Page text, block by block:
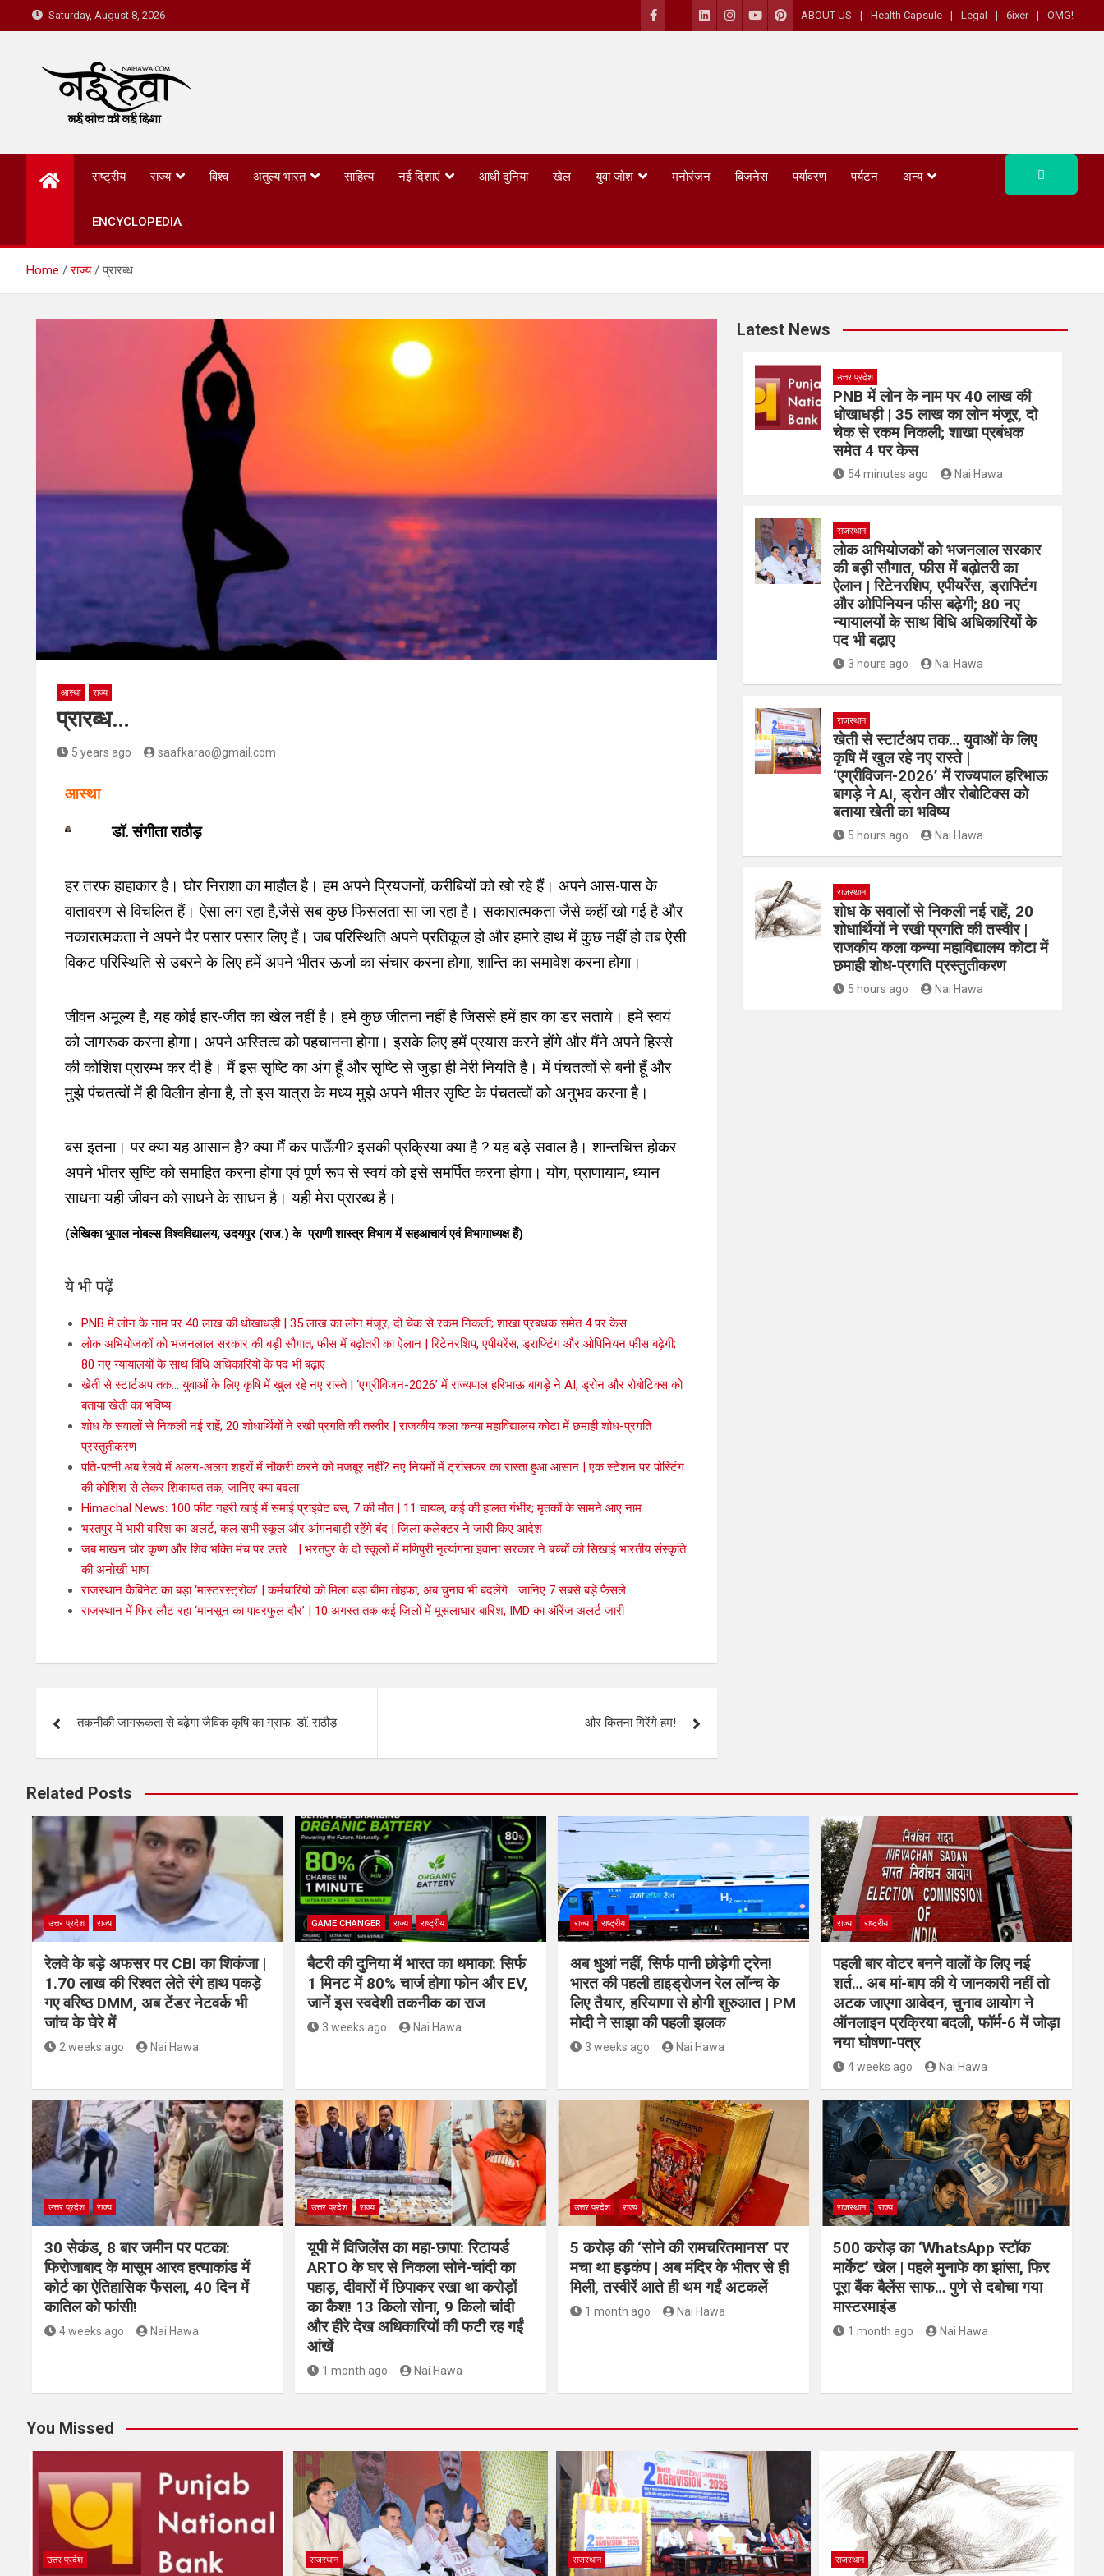
Saturday, August 8, 2026 ABOUT US Health Capsule Legal 6ixer OMG!
Nai Hawa
राष्ट्रीय राज्य विश्व अतुल्य भारत साहित्य नई दिशाएं आधी दुनिया खेल युवा जोश मनोरंजन बिजनेस पर्यावरण पर्यटन अन्य
ENCYCLOPEDIA
Home राज्य प्रारब्ध…
आस्था राज्य
प्रारब्ध…
5 years ago saafkarao@gmail.com
आस्था
डॉ. संगीता राठौड़
हर तरफ हाहाकार है। घोर निराशा का माहौल है। हम अपने प्रियजनों, करीबियों को खो रहे हैं। अपने आस-पास के
वातावरण से विचलित हैं। ऐसा लग रहा है,जैसे सब कुछ फिसलता सा जा रहा है। सकारात्मकता जैसे कहीं खो गई है और
नकारात्मकता ने अपने पैर पसार पसार लिए हैं। जब परिस्थिति अपने प्रतिकूल हो और हमारे हाथ में कुछ नहीं हो तब ऐसी
विकट परिस्थिति से उबरने के लिए हमें अपने भीतर ऊर्जा का संचार करना होगा, शान्ति का समावेश करना होगा।
जीवन अमूल्य है, यह कोई हार-जीत का खेल नहीं है। हमे कुछ जीतना नहीं है जिससे हमें हार का डर सताये। हमें स्वयं
को जागरूक करना होगा। अपने अस्तित्व को पहचानना होगा। इसके लिए हमें प्रयास करने होंगे और मैंने अपने हिस्से
की कोशिश प्रारम्भ कर दी है। मैं इस सृष्टि का अंग हूँ और सृष्टि से जुड़ा ही मेरी नियति है। में पंचतत्वों से बनी हूँ और
मुझे पंचतत्वों में ही विलीन होना है, तो इस यात्रा के मध्य मुझे अपने भीतर सृष्टि के पंचतत्वों को अनुभव करना है।
बस इतना। पर क्या यह आसान है? क्या मैं कर पाऊँगी? इसकी प्रक्रिया क्या है ? यह बड़े सवाल है। शान्तचित्त होकर
अपने भीतर सृष्टि को समाहित करना होगा एवं पूर्ण रूप से स्वयं को इसे समर्पित करना होगा। योग, प्राणायाम, ध्यान
साधना यही जीवन को साधने के साधन है। यही मेरा प्रारब्ध है।
(लेखिका भूपाल नोबल्स विश्वविद्यालय, उदयपुर (राज.) के प्राणी शास्त्र विभाग में सहआचार्य एवं विभागाध्यक्ष हैं)
ये भी पढ़ें
PNB में लोन के नाम पर 40 लाख की धोखाधड़ी | 35 लाख का लोन मंजूर, दो चेक से रकम निकली; शाखा प्रबंधक समेत 4 पर केस
लोक अभियोजकों को भजनलाल सरकार की बड़ी सौगात, फीस में बढ़ोतरी का ऐलान | रिटेनरशिप, एपीयरेंस, ड्राफ्टिंग और ओपिनियन फीस बढ़ेगी;
80 नए न्यायालयों के साथ विधि अधिकारियों के पद भी बढ़ाए
खेती से स्टार्टअप तक… युवाओं के लिए कृषि में खुल रहे नए रास्ते | ‘एग्रीविजन-2026’ में राज्यपाल हरिभाऊ बागड़े ने AI, ड्रोन और रोबोटिक्स को
बताया खेती का भविष्य
शोध के सवालों से निकली नई राहें, 20 शोधार्थियों ने रखी प्रगति की तस्वीर | राजकीय कला कन्या महाविद्यालय कोटा में छमाही शोध-प्रगति
प्रस्तुतीकरण
पति-पत्नी अब रेलवे में अलग-अलग शहरों में नौकरी करने को मजबूर नहीं? नए नियमों में ट्रांसफर का रास्ता हुआ आसान | एक स्टेशन पर पोस्टिंग
की कोशिश से लेकर शिकायत तक, जानिए क्या बदला
Himachal News: 100 फीट गहरी खाई में समाई प्राइवेट बस, 7 की मौत | 11 घायल, कई की हालत गंभीर; मृतकों के सामने आए नाम
भरतपुर में भारी बारिश का अलर्ट, कल सभी स्कूल और आंगनबाड़ी रहेंगे बंद | जिला कलेक्टर ने जारी किए आदेश
जब माखन चोर कृष्ण और शिव भक्ति मंच पर उतरे… | भरतपुर के दो स्कूलों में मणिपुरी नृत्यांगना इवाना सरकार ने बच्चों को सिखाई भारतीय संस्कृति
की अनोखी भाषा
राजस्थान कैबिनेट का बड़ा ‘मास्टरस्ट्रोक’ | कर्मचारियों को मिला बड़ा बीमा तोहफा, अब चुनाव भी बदलेंगे… जानिए 7 सबसे बड़े फैसले
राजस्थान में फिर लौट रहा ‘मानसून का पावरफुल दौर’ | 10 अगस्त तक कई जिलों में मूसलाधार बारिश, IMD का ऑरेंज अलर्ट जारी
तकनीकी जागरूकता से बढ़ेगा जैविक कृषि का ग्राफ: डाॅ. राठौड़ और कितना गिरेंगे हम!
Latest News
उत्तर प्रदेश
PNB में लोन के नाम पर 40 लाख की
धोखाधड़ी | 35 लाख का लोन मंजूर, दो
चेक से रकम निकली; शाखा प्रबंधक
समेत 4 पर केस
54 minutes ago Nai Hawa
राजस्थान
लोक अभियोजकों को भजनलाल सरकार
की बड़ी सौगात, फीस में बढ़ोतरी का
ऐलान | रिटेनरशिप, एपीयरेंस, ड्राफ्टिंग
और ओपिनियन फीस बढ़ेगी; 80 नए
न्यायालयों के साथ विधि अधिकारियों के
पद भी बढ़ाए
3 hours ago Nai Hawa
राजस्थान
खेती से स्टार्टअप तक… युवाओं के लिए
कृषि में खुल रहे नए रास्ते |
‘एग्रीविजन-2026’ में राज्यपाल हरिभाऊ
बागड़े ने AI, ड्रोन और रोबोटिक्स को
बताया खेती का भविष्य
5 hours ago Nai Hawa
राजस्थान
शोध के सवालों से निकली नई राहें, 20
शोधार्थियों ने रखी प्रगति की तस्वीर |
राजकीय कला कन्या महाविद्यालय कोटा में
छमाही शोध-प्रगति प्रस्तुतीकरण
5 hours ago Nai Hawa
Related Posts
उत्तर प्रदेश राज्य
रेलवे के बड़े अफसर पर CBI का शिकंजा |
1.70 लाख की रिश्वत लेते रंगे हाथ पकड़े
गए वरिष्ठ DMM, अब टेंडर नेटवर्क भी
जांच के घेरे में
2 weeks ago Nai Hawa
GAME CHANGER राज्य राष्ट्रीय
बैटरी की दुनिया में भारत का धमाका: सिर्फ
1 मिनट में 80% चार्ज होगा फोन और EV,
जानें इस स्वदेशी तकनीक का राज
3 weeks ago Nai Hawa
राज्य राष्ट्रीय
अब धुआं नहीं, सिर्फ पानी छोड़ेगी ट्रेन!
भारत की पहली हाइड्रोजन रेल लॉन्च के
लिए तैयार, हरियाणा से होगी शुरुआत | PM
मोदी ने साझा की पहली झलक
3 weeks ago Nai Hawa
राज्य राष्ट्रीय
पहली बार वोटर बनने वालों के लिए नई
शर्त… अब मां-बाप की ये जानकारी नहीं तो
अटक जाएगा आवेदन, चुनाव आयोग ने
ऑनलाइन प्रक्रिया बदली, फॉर्म-6 में जोड़ा
नया घोषणा-पत्र
4 weeks ago Nai Hawa
उत्तर प्रदेश राज्य
30 सेकंड, 8 बार जमीन पर पटका:
फिरोजाबाद के मासूम आरव हत्याकांड में
कोर्ट का ऐतिहासिक फैसला, 40 दिन में
कातिल को फांसी!
4 weeks ago Nai Hawa
उत्तर प्रदेश राज्य
यूपी में विजिलेंस का महा-छापा: रिटायर्ड
ARTO के घर से निकला सोने-चांदी का
पहाड़, दीवारों में छिपाकर रखा था करोड़ों
का कैश! 13 किलो सोना, 9 किलो चांदी
और हीरे देख अधिकारियों की फटी रह गईं
आंखें
1 month ago Nai Hawa
उत्तर प्रदेश राज्य
5 करोड़ की ‘सोने की रामचरितमानस’ पर
मचा था हड़कंप | अब मंदिर के भीतर से ही
मिली, तस्वीरें आते ही थम गईं अटकलें
1 month ago Nai Hawa
राजस्थान राज्य
500 करोड़ का ‘WhatsApp स्टॉक
मार्केट’ खेल | पहले मुनाफे का झांसा, फिर
पूरा बैंक बैलेंस साफ… पुणे से दबोचा गया
मास्टरमाइंड
1 month ago Nai Hawa
You Missed
उत्तर प्रदेश राजस्थान राजस्थान राजस्थान